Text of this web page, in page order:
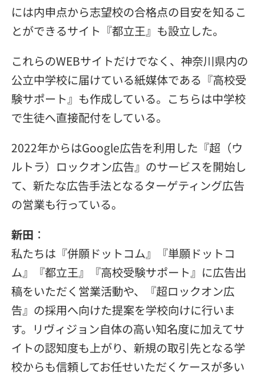
には内申点から志望校の合格点の目安を知るこ
とができるサイト『都立王』も設立した。
これらのWEBサイトだけでなく、神奈川県内の
公立中学校に届けている紙媒体である『高校受
験サポート』も作成している。こちらは中学校
で生徒へ直接配付をしている。
2022年からはGoogle広告を利用した『超（ウ
ルトラ）ロックオン広告』のサービスを開始し
て、新たな広告手法となるターゲティング広告
の営業も行っている。
新田 ：
私たちは『併願ドットコム』『単願ドットコ
ム』『都立王』『高校受験サポート』に広告出
稿をいただく営業活動や、『超ロックオン広
告』の採用へ向けた提案を学校向けに行いま
す。リヴィジョン自体の高い知名度に加えてサ
イトの認知度も上がり、新規の取引先となる学
校からも信頼してお任せいただくケースが多い